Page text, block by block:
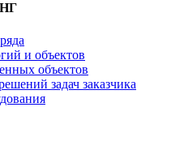
и объектов
объектов
задач заказчика